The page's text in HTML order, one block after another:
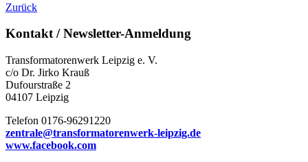
Zurück
Kontakt / Newsletter-Anmeldung
Transformatorenwerk Leipzig e. V.
c/o Dr. Jirko Krauß
Dufourstraße 2
04107 Leipzig
Telefon 0176-96291220
zentrale@transformatorenwerk-leipzig.de
www.facebook.com